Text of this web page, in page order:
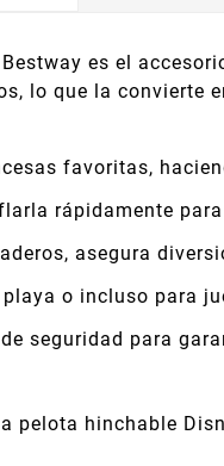
es el
lo que la convierte
favoritas,
rápidamente
asegura
o incluso para
seguridad para
pelota hinchable